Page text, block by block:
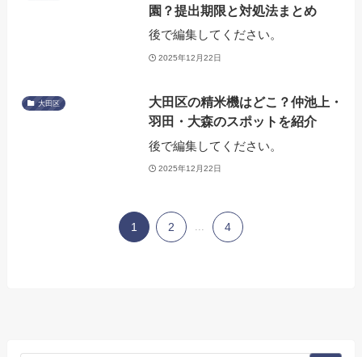
園？提出期限と対処法まとめ
後で編集してください。
2025年12月22日
大田区
大田区の精米機はどこ？仲池上・
羽田・大森のスポットを紹介
後で編集してください。
2025年12月22日
1 2 ... 4